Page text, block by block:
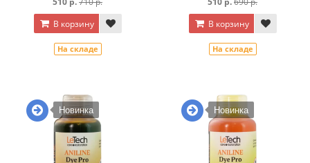
В корзину
На складе
В корзину
На складе
Новинка Новинка